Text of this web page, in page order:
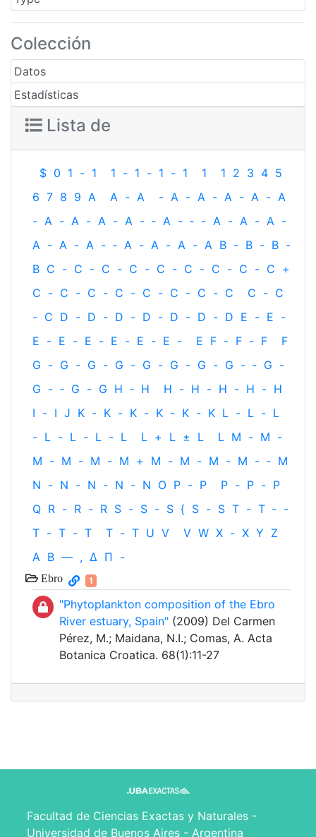
Colección
Datos
Estadísticas
Lista de
$ 0 1 - 1 1 - 1 - 1 - 1 1 1 2 3 4 5
6 7 8 9 A A - A - A - A - A - A - A
- A - A - A - A - ‐ A - ‐ - A - A - A -
A - A - A - ‐ A - A - A - A B - B - B -
B C - C - C - C - C - C - C - C - C +
C - C - C - C - C - C - C - C C - C
- C D - D - D - D - D - D - D E - E -
E - E - E - E - E - E - E F - F - F
F
G - G - G - G - G - G - G - G - ‐ G -
G - ‐ G - G H ‐ H H - H - H - H - H
I - I J K - K - K - K - K - K L - L - L
- L - L - L - L L + L ± L L M - M -
M - M - M - M + M - M - M - M - ‐ M
N - N - N - N - N O P - P P - P - P
Q R - R - R S - S - S { S - S T - T ‐ -
T - T - T T - T U V V W X - X Y Z
Α Β — , Δ Π -
Ebro 1
"Phytoplankton composition of the Ebro
River estuary, Spain" (2009) Del Carmen
Pérez, M.; Maidana, N.I.; Comas, A. Acta
Botanica Croatica. 68(1):11-27
Facultad de Ciencias Exactas y Naturales -
Universidad de Buenos Aires - Argentina